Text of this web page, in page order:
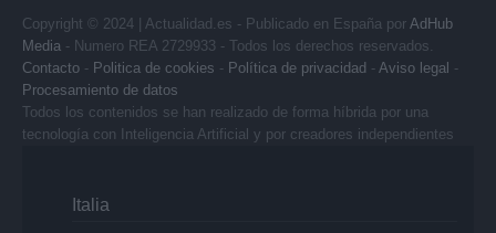
Copyright © 2024 | Actualidad.es - Publicado en España por AdHub
Media - Numero REA 2729933 - Todos los derechos reservados.
Contacto - Politica de cookies - Política de privacidad - Aviso legal -
Procesamiento de datos
Todos los contenidos se han realizado de forma híbrida por una
tecnología con Inteligencia Artificial y por creadores independientes
Italia